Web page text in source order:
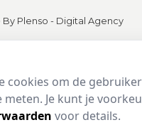
By Plenso - Digital Agency
cookies om de
Je kunt je
voor details.